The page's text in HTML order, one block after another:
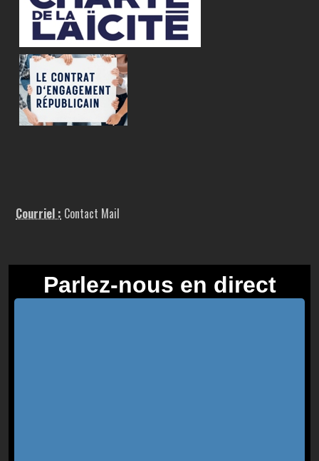
Courriel : Contact Mail